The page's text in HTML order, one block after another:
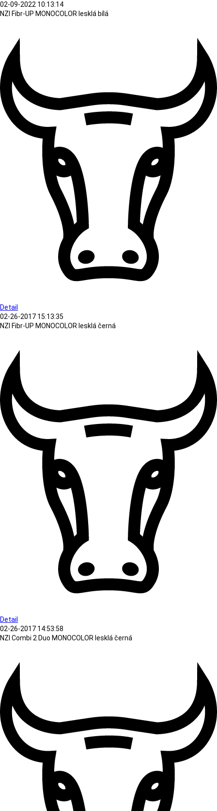
02-09-2022 10:13:14
NZI Fibr-UP MONOCOLOR lesklá bílá
Detail
02-26-2017 15:13:35
NZI Fibr-UP MONOCOLOR lesklá černá
Detail
02-26-2017 14:53:58
NZI Combi 2 Duo MONOCOLOR lesklá černá